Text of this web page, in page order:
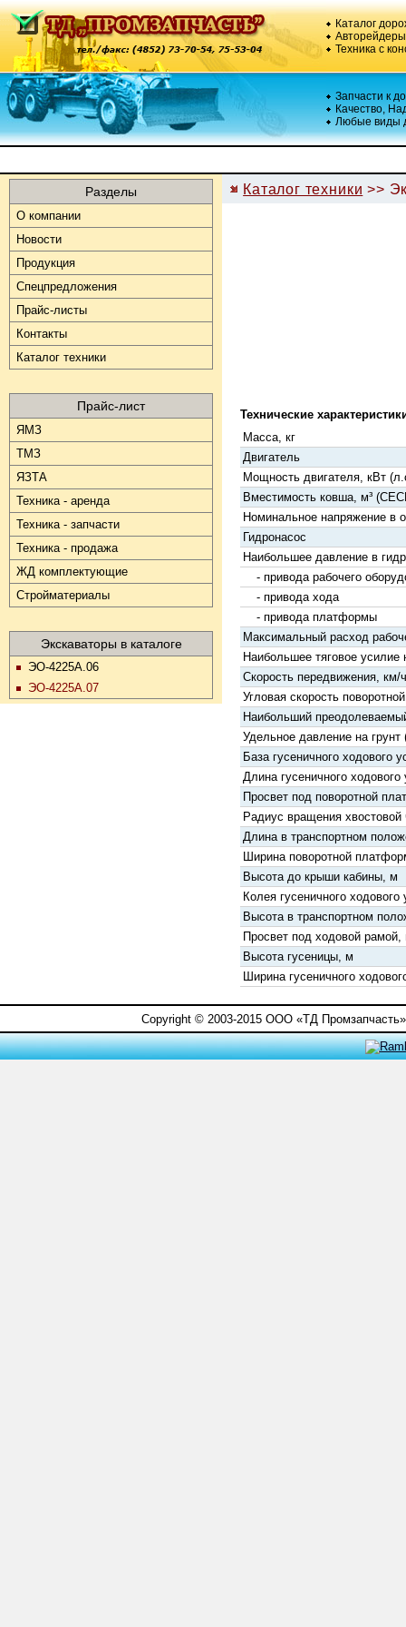
Каталог
Техника с
Запчасти к
Качество,
Любые виды
Каталог техники >>
Технические
Масса, кг
Двигатель
Мощность двигателя, кВт
Вместимость ковша, м³
Номинальное напряжение в
Гидронасос
Наибольшее давление в
- привода рабочего
- привода хода
- привода платформы
Максимальный расход
Наибольшее тяговое усилие
Скорость передвижения, км/
Угловая скорость
Наибольший
Удельное давление на
База гусеничного ходового
Длина гусеничного ходового
Просвет под поворотной
Радиус вращения
Длина в транспортном
Ширина поворотной
Высота до крыши кабины, м
Колея гусеничного ходового
Высота в транспортном
Просвет под ходовой рамой,
Высота гусеницы, м
Ширина гусеничного
Разделы
О компании
Новости
Продукция
Спецпредложения
Прайс-листы
Контакты
Каталог техники
Прайс-лист
ЯМЗ
ТМЗ
ЯЗТА
Техника - аренда
Техника - запчасти
Техника - продажа
ЖД комплектующие
Стройматериалы
Экскаваторы в каталоге
ЭО-4225А.06
ЭО-4225А.07
Copyright © 2003-2015 ООО «ТД